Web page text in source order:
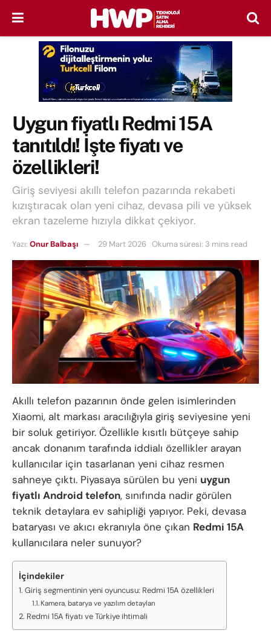
Uygun fiyatlı Redmi 15A
tanıtıldı! İşte fiyatı ve
özellikleri!
Giriş seviyesi akıllı telefon pazarında rekabeti
kızıştıracak olan yeni cihaz, devasa pili ve yüksek
ekran tazeleme hızıyla dikkat çekiyor.
Yazı: Onur Balbaşı 29 Mart 2026 Okuma süresi: 3 mins read
Akıllı telefon pazarının önde gelen isimlerinden
Xiaomi, alt markası aracılığıyla giriş seviyesine yeni
bir soluk getiriyor. Özellikle kısıtlı bütçeye sahip
ancak donanım tarafında iddialı özellikler arayan
kullanıcılar için tasarlanan yeni cihaz resmen
sahneye çıktı. Piyasaya sürülen bu yeni uygun
fiyatlı Android telefon, sınıfında nadir görülen
teknik detaylara ev sahipliği yapıyor. Peki, devasa
bataryası ve akıcı ekranıyla öne çıkan Redmi 15A
kullanıcılara neler sunuyor?
İçindekiler
Giriş segmentinin yeni oyuncusu: Redmi 15A özellikleri
Kamera, batarya ve yazılım detayları
Redmi 15A fiyatı ve Türkiye ihtimali